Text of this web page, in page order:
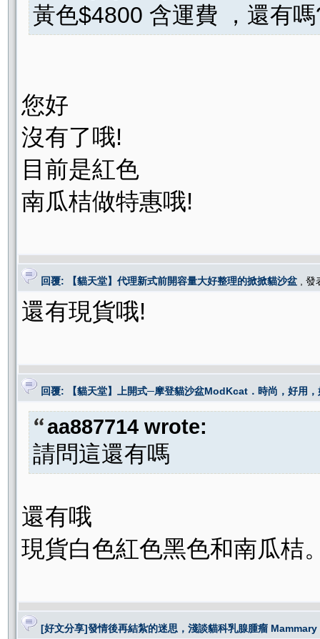
黃色$4800 含運費 ，還有
您好
沒有了哦!
目前是紅色
南瓜桔做特惠哦!
回覆: 【貓天堂】代理新式前開容量大好整理的掀掀貓沙盆 ,
還有現貨哦!
回覆: 【貓天堂】上開式─摩登貓沙盆ModKcat．時尚，好用，
aa887714 wrote:
請問這還有嗎
還有哦
現貨白色紅色黑色和南瓜桔
[好文分享]發情後再結紮的迷思，淺談貓科乳腺腫瘤